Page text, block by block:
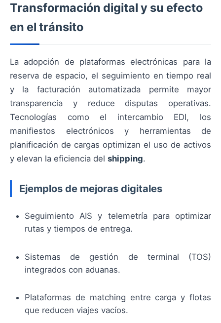
Transformación digital y su efecto
en el tránsito
La adopción de plataformas electrónicas para la
reserva de espacio, el seguimiento en tiempo real
y la facturación automatizada permite mayor
transparencia y reduce disputas operativas.
Tecnologías como el intercambio EDI, los
manifiestos electrónicos y herramientas de
planificación de cargas optimizan el uso de activos
y elevan la eficiencia del shipping.
Ejemplos de mejoras digitales
Seguimiento AIS y telemetría para optimizar
rutas y tiempos de entrega.
Sistemas de gestión de terminal (TOS)
integrados con aduanas.
Plataformas de matching entre carga y flotas
que reducen viajes vacíos.